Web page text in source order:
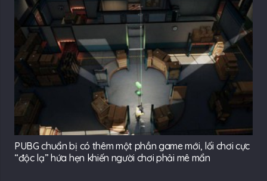
PUBG chuẩn bị có thêm một phần game mới, lối chơi cực
“độc lạ” hứa hẹn khiến người chơi phải mê mẩn